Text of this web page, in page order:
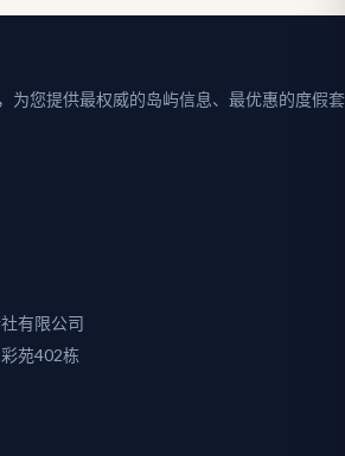
为您提供最权威的岛屿信息、最优惠的度假套
有限公司
苑402栋